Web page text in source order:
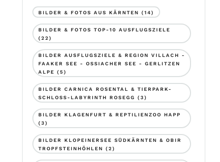
BILDER & FOTOS AUS KÄRNTEN (14)
BILDER & FOTOS TOP-10 AUSFLUGSZIELE
(22)
BILDER AUSFLUGSZIELE & REGION VILLACH -
FAAKER SEE - OSSIACHER SEE - GERLITZEN
ALPE
(5)
BILDER CARNICA ROSENTAL & TIERPARK-
SCHLOSS-LABYRINTH ROSEGG
(3)
BILDER KLAGENFURT & REPTILIENZOO HAPP
(3)
BILDER KLOPEINERSEE SÜDKÄRNTEN & OBIR
TROPFSTEINHÖHLEN
(2)